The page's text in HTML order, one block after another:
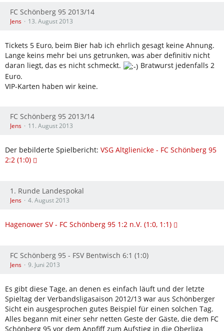
FC Schönberg 95 2013/14
Jens 13. August 2013
Tickets 5 Euro, beim Bier hab ich ehrlich gesagt keine Ahnung.
Lange keins mehr bei uns getrunken, was aber definitiv nicht
daran liegt, das es nicht schmeckt.
Bratwurst jedenfalls 2
Euro.
VIP-Karten haben wir keine.
FC Schönberg 95 2013/14
Jens 11. August 2013
Der bebilderte Spielbericht: VSG Altglienicke - FC Schönberg 95
2:2 (1:0)
1. Runde Landespokal
Jens 4. August 2013
Hagenower SV - FC Schönberg 95 1:2 n.V. (1:0, 1:1)
FC Schönberg 95 - FSV Bentwisch 6:1 (1:0)
Jens 9. Juni 2013
Es gibt diese Tage, an denen es einfach läuft und der letzte
Spieltag der Verbandsligasaison 2012/13 war aus Schönberger
Sicht ein ausgesprochen gutes Beispiel für einen solchen Tag.
Alles begann mit einer sehr netten Geste der Gäste, die dem FC
Schönberg 95 vor dem Anpfiff zum Aufstieg in die Oberliga